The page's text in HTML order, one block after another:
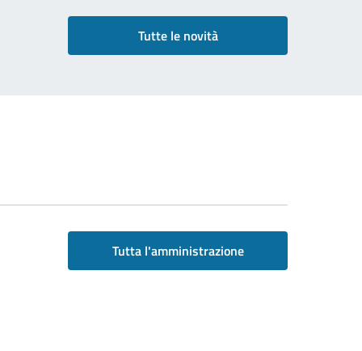
Tutte le novità
Tutta l'amministrazione